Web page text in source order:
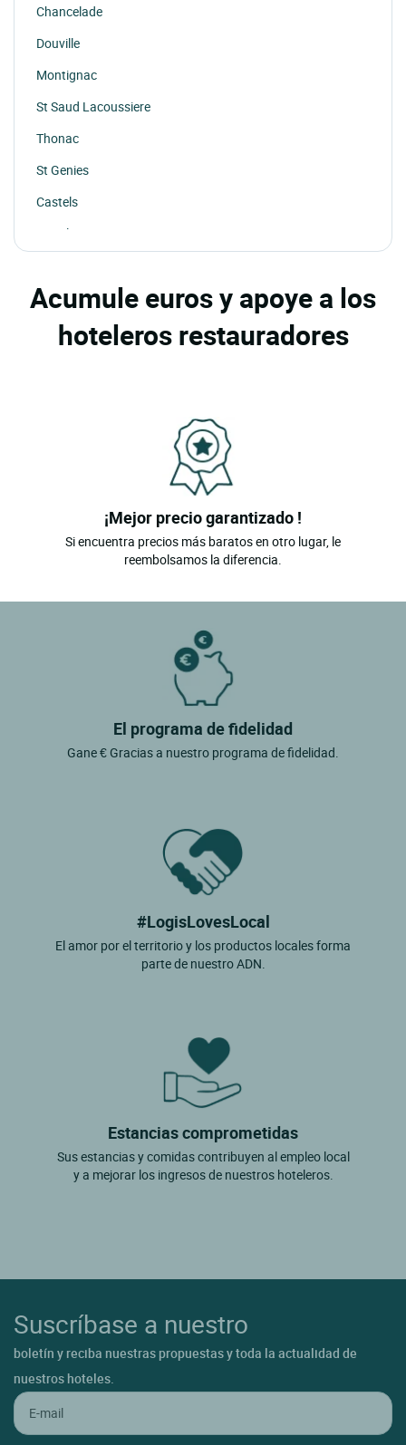
Chancelade
Douville
Montignac
St Saud Lacoussiere
Thonac
St Genies
Castels
St Aulaye
Acumule euros y apoye a los
hoteleros restauradores
¡Mejor precio garantizado !
Si encuentra precios más baratos en otro lugar, le
reembolsamos la diferencia.
El programa de fidelidad
Gane € Gracias a nuestro programa de fidelidad.
#LogisLovesLocal
El amor por el territorio y los productos locales forma
parte de nuestro ADN.
Estancias comprometidas
Sus estancias y comidas contribuyen al empleo local
y a mejorar los ingresos de nuestros hoteleros.
Suscríbase a nuestro
boletín y reciba nuestras propuestas y toda la actualidad de
nuestros hoteles.